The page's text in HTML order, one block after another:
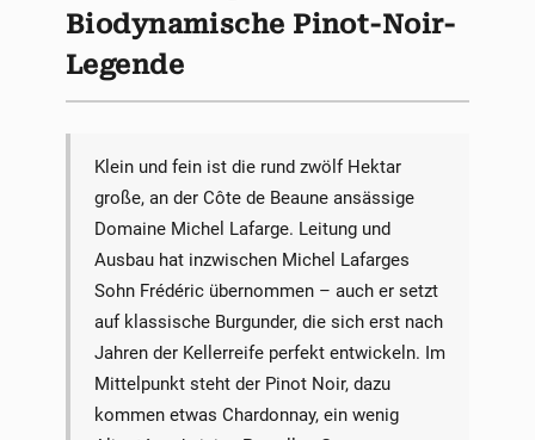
Biodynamische Pinot-Noir-
Legende
Klein und fein ist die rund zwölf Hektar
große, an der Côte de Beaune ansässige
Domaine Michel Lafarge. Leitung und
Ausbau hat inzwischen Michel Lafarges
Sohn Frédéric übernommen – auch er setzt
auf klassische Burgunder, die sich erst nach
Jahren der Kellerreife perfekt entwickeln. Im
Mittelpunkt steht der Pinot Noir, dazu
kommen etwas Chardonnay, ein wenig